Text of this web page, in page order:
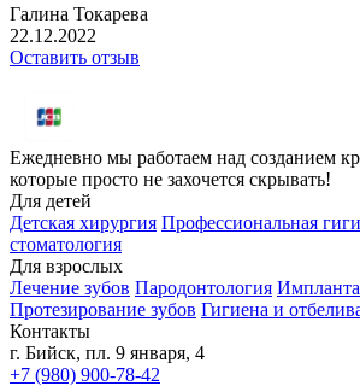
Галина Токарева
22.12.2022
Оставить отзыв
Ежедневно мы работаем над созданием
которые просто не захочется скрывать!
Для детей
Детская хирургия Профессиональная
стоматология
Для взрослых
Лечение зубов Пародонтология
Протезирование зубов Гигиена и
Контакты
г. Бийск, пл. 9 января, 4
+7 (980) 900-78-42